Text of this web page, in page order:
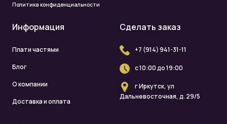
Политика конфиденциальности
Информация
Плати частями
Блог
О компании
Доставка и оплата
Сделать заказ
+7 (914) 941-31-11
с 10:00 до 19:00
г Иркутск, ул
Дальневосточная, д. 29/5